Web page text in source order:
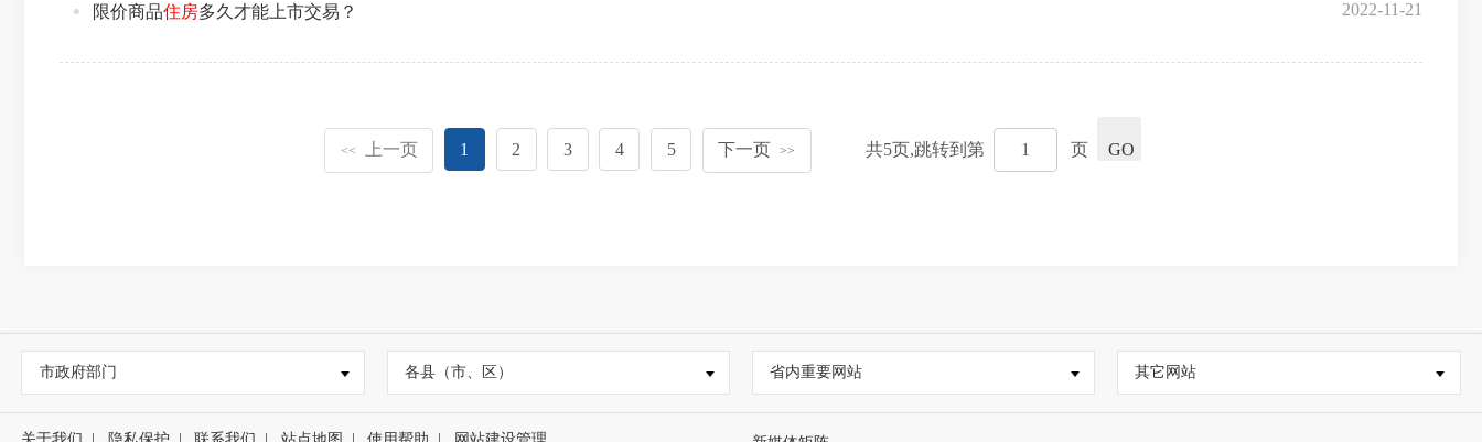
2022-11-21
限价商品住房多久才能上市交易？
<< 上一页 1 2 3 4 5 下一页 >> 共5页,跳转到第 页 GO
市政府部门 各县（市、区） 省内重要网站 其它网站